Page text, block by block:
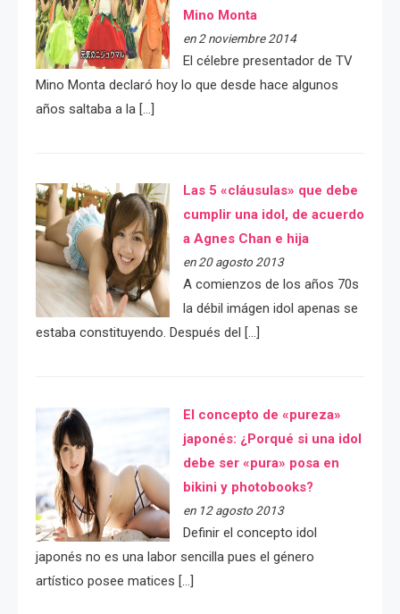
Mino Monta
en 2 noviembre 2014
El célebre presentador de TV
Mino Monta declaró hoy lo que desde hace algunos
años saltaba a la […]
Las 5 «cláusulas» que debe
cumplir una idol, de acuerdo
a Agnes Chan e hija
en 20 agosto 2013
A comienzos de los años 70s
la débil imágen idol apenas se
estaba constituyendo. Después del […]
El concepto de «pureza»
japonés: ¿Porqué si una idol
debe ser «pura» posa en
bikini y photobooks?
en 12 agosto 2013
Definir el concepto idol
japonés no es una labor sencilla pues el género
artístico posee matices […]